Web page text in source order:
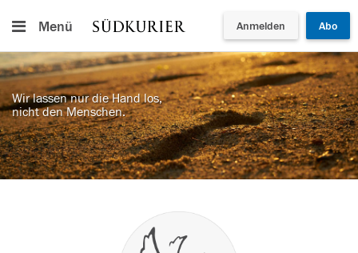
Menü Anmelden Abo
Wir lassen nur die Hand los,
nicht den Menschen.